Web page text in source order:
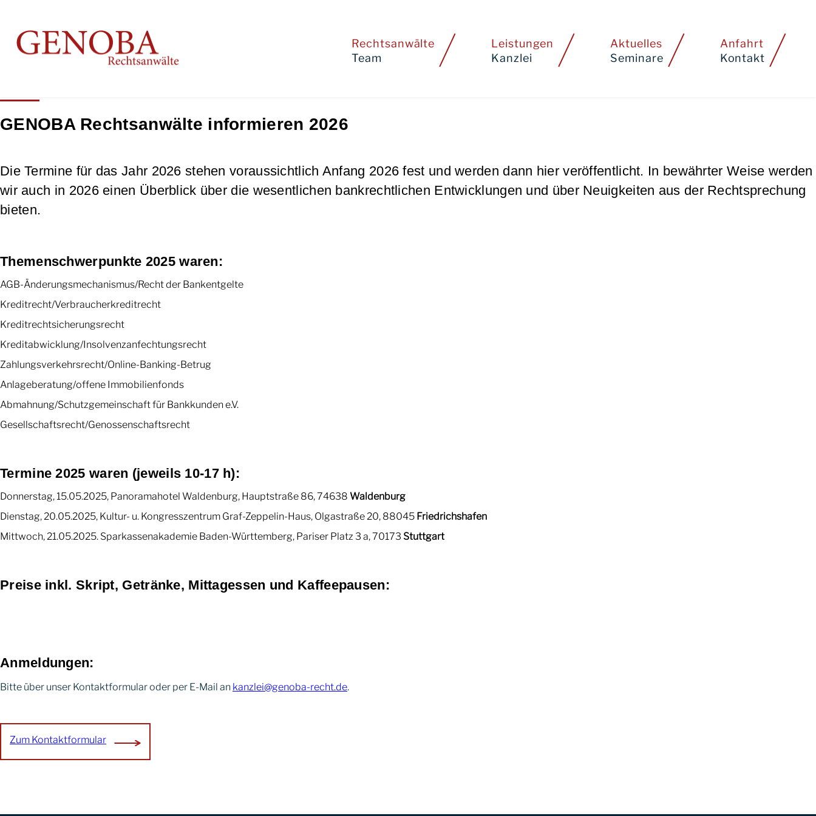
Rechtsanwälte
Team
Leistungen
Kanzlei
Aktuelles
Seminare
Anfahrt
Kontakt
GENOBA Rechtsanwälte informieren 2026
Die Termine für das Jahr 2026 stehen voraussichtlich Anfang 2026 fest und werden dann hier veröffentlicht. In bewährter Weise werden
wir auch in 2026 einen Überblick über die wesentlichen bankrechtlichen Entwicklungen und über Neuigkeiten aus der Rechtsprechung
bieten.
Themenschwerpunkte 2025 waren:
AGB-Änderungsmechanismus/Recht der Bankentgelte
Kreditrecht/Verbraucherkreditrecht
Kreditrechtsicherungsrecht
Kreditabwicklung/Insolvenzanfechtungsrecht
Zahlungsverkehrsrecht/Online-Banking-Betrug
Anlageberatung/offene Immobilienfonds
Abmahnung/Schutzgemeinschaft für Bankkunden e.V.
Gesellschaftsrecht/Genossenschaftsrecht
Termine 2025 waren (jeweils 10-17 h):
Donnerstag, 15.05.2025, Panoramahotel Waldenburg, Hauptstraße 86, 74638 Waldenburg
Dienstag, 20.05.2025, Kultur- u. Kongresszentrum Graf-Zeppelin-Haus, Olgastraße 20, 88045 Friedrichshafen
Mittwoch, 21.05.2025. Sparkassenakademie Baden-Württemberg, Pariser Platz 3 a, 70173 Stuttgart
Preise inkl. Skript, Getränke, Mittagessen und Kaffeepausen:
Anmeldungen:
Bitte über unser Kontaktformular oder per E-Mail an kanzlei@genoba-recht.de.
Zum Kontaktformular